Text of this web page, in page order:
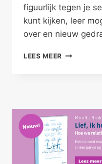
figuurlijk tegen je
kunt kijken, leer
over en nieuw
LEES MEER ZORG